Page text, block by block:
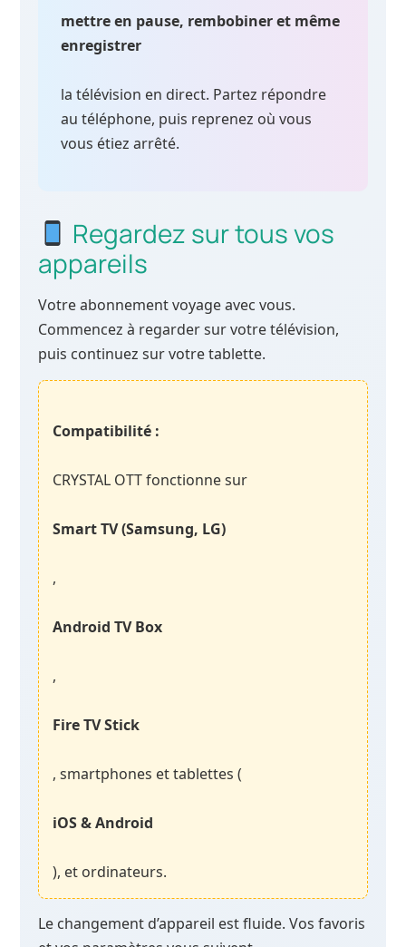
mettre en pause, rembobiner et même
enregistrer
la télévision en direct. Partez répondre
au téléphone, puis reprenez où vous
vous étiez arrêté.
Regardez sur tous vos
appareils
Votre abonnement voyage avec vous.
Commencez à regarder sur votre télévision,
puis continuez sur votre tablette.
Compatibilité :
CRYSTAL OTT fonctionne sur
Smart TV (Samsung, LG)
,
Android TV Box
,
Fire TV Stick
, smartphones et tablettes (
iOS & Android
), et ordinateurs.
Le changement d’appareil est fluide. Vos favoris